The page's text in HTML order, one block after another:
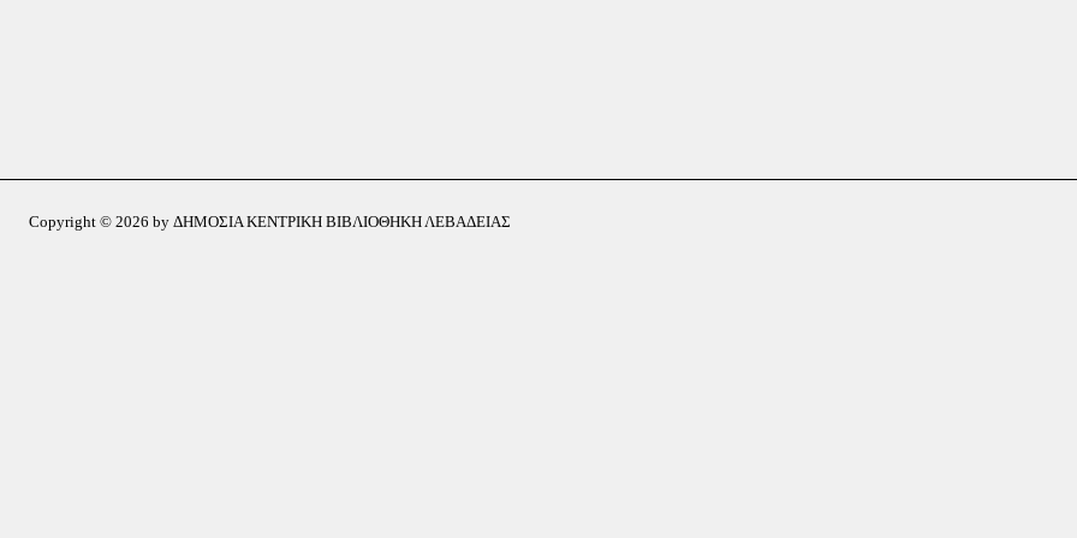
Copyright © 2026 by ΔΗΜΟΣΙΑ ΚΕΝΤΡΙΚΗ ΒΙΒΛΙΟΘΗΚΗ ΛΕΒΑΔΕΙΑΣ